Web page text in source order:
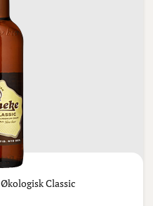
Økologisk Classic